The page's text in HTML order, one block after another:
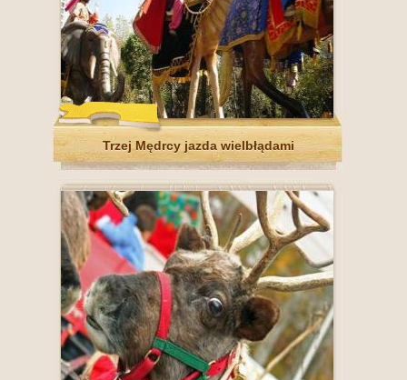
Trzej Mędrcy jazda wielbłądami